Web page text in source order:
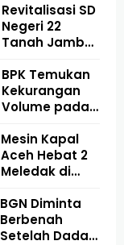
Bermain di
Balik Rp250
Ribu
dan Tgk
Muharuddin
Kini Didesak
Revitalisasi SD
Negeri 22
Tanah Jambo
Miliar Tuai
Sorotan, Publik
Pertanyakan
Anggaran
BPK Temukan
Kekurangan
Volume pada
Aceh Utara
Tahun 2024,
Pengembalian
Sepenuhnya
Tuntas
Mesin Kapal
Aceh Hebat 2
Meledak di
Ulee Lheue, 14
Orang Derita
Luka Bakar
BGN Diminta
Berbenah
Setelah Dadan